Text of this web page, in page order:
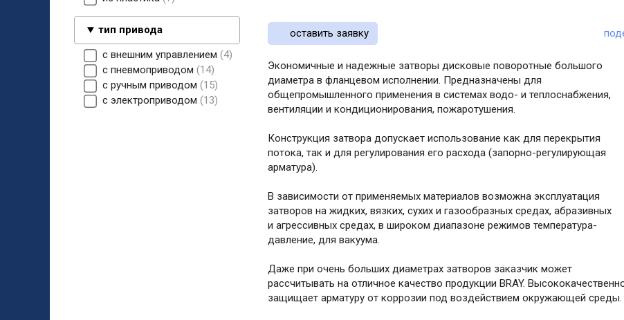
тип привода
с внешним управлением 4
с пневмоприводом
14
с ручным приводом
15
с электроприводом
13
оставить заявку
Экономичные и надежные затворы дисковые поворотные большого
диаметра в фланцевом исполнении. Предназначены для
общепромышленного применения в системах водо- и теплоснабжения,
вентиляции и кондиционирования, пожаротушения.
Конструкция затвора допускает использование как для перекрытия
потока, так и для регулирования его расхода (запорно-регулирующая
арматура).
В зависимости от применяемых материалов возможна эксплуатация
затворов на жидких, вязких, сухих и газообразных средах, абразивных
и агрессивных средах, в широком диапазоне режимов температура-
давление, для вакуума.
Даже при очень больших диаметрах затворов заказчик может
рассчитывать на отличное качество продукции BRAY.
защищает арматуру от коррозии под воздействием окружающей среды.